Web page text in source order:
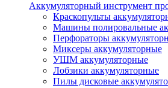
Аккумуляторный инструмент
Краскопульты
Машины полировальные
Перфораторы
Миксеры аккумуляторные
УШМ аккумуляторные
Лобзики аккумуляторные
Пилы дисковые